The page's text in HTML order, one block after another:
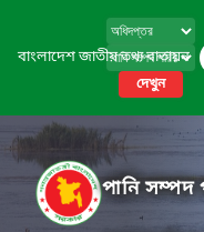
বাংলাদেশ জাতীয় তথ্য বাতায়ন
দেখুন
পানি সম্পদ